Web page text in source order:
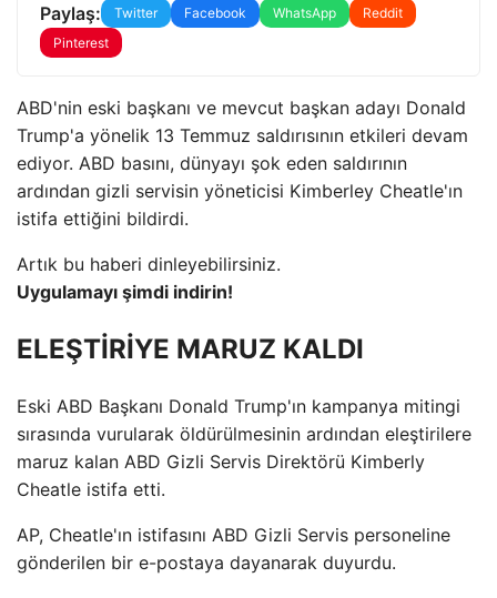
Paylaş: Twitter Facebook WhatsApp
Reddit
Pinterest
ABD'nin eski başkanı ve mevcut başkan adayı Donald
Trump'a yönelik 13 Temmuz saldırısının etkileri devam
ediyor. ABD basını, dünyayı şok eden saldırının
ardından gizli servisin yöneticisi Kimberley Cheatle'ın
istifa ettiğini bildirdi.
Artık bu haberi dinleyebilirsiniz.
Uygulamayı şimdi indirin!
ELEŞTİRİYE MARUZ KALDI
Eski ABD Başkanı Donald Trump'ın kampanya mitingi
sırasında vurularak öldürülmesinin ardından eleştirilere
maruz kalan ABD Gizli Servis Direktörü Kimberly
Cheatle istifa etti.
AP, Cheatle'ın istifasını ABD Gizli Servis personeline
gönderilen bir e-postaya dayanarak duyurdu.